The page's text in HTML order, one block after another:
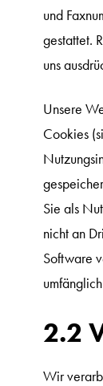
und
gestattet.
uns
Unsere
Cookies
Sie als
nicht an
Software
2.2
Wir